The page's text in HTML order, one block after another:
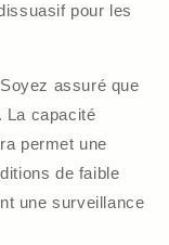
pour les
Soyez assuré que
La capacité
permet une
de faible
une surveillance